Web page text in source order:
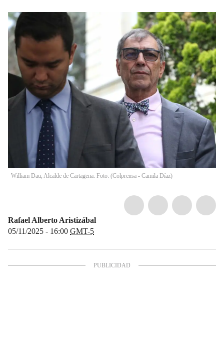
William Dau, Alcalde de Cartagena. Foto: (Colprensa - Camila Díaz)
Rafael Alberto Aristizábal
05/11/2025 - 16:00 GMT-5